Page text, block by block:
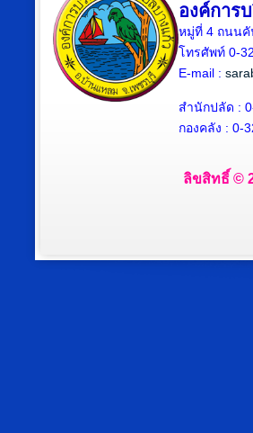
องค์การ
หมู่ที่ 4 ถนนคั
โทรศัพท์ 0-
E-mail :
สำนักปลัด :
กองคลัง : 0-
ลิขสิทธิ์ ©